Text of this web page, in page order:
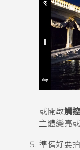
或開啟觸
主體變亮
準備好要